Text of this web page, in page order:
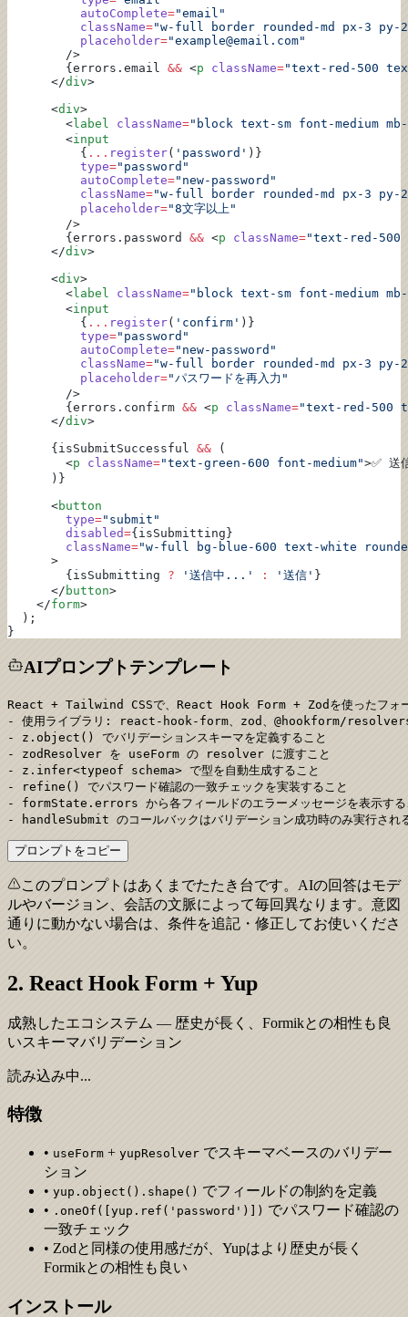
          autoComplete
="email"
          className
="w-full border rounded-md px-3
          placeholder
="example@email.com"
        />
        {errors.email
&& <p className="text-red-500
      </
div>
      <
div>
        <
label className="block text-sm font-medium
        <
input
          {
... register( 'password' )}
          type
="password"
          autoComplete
="new-password"
          className
="w-full border rounded-md px-3
          placeholder
="8文字以上"
        />
        {errors.password
&& <p className="text-red-500
      </
div>
      <
div>
        <
label className="block text-sm font-medium
        <
input
          {
... register( 'confirm' )}
          type
="password"
          autoComplete
="new-password"
          className
="w-full border rounded-md px-3
          placeholder
="パスワードを再入力"
        />
        {errors.confirm
&& <p className="text-red-500
      </
div>
      {isSubmitSuccessful
&& (
        <
p className="text-green-600 font-medium">✅ 送
      )}
      <
button
        type
="submit"
        disabled
={isSubmitting}
        className
="w-full bg-blue-600 text-white
      >
        {isSubmitting
? '送信中...' : '送信' }
      </
button>
    </
form>
  );
}
AIプロンプトテンプレート
React + Tailwind CSSで、React Hook Form + Zodを使ったフォー
- 使用ライブラリ: react-hook-form、zod、@hookform/
- z.object() でバリデーションスキーマを定義すること
- zodResolver を useForm の resolver に渡すこと
- z.infer<typeof schema> で型を自動生成すること
- refine() でパスワード確認の一致チェックを実装すること
- formState.errors から各フィールドのエラーメッセージを表示する
- handleSubmit のコールバックはバリデーション成功時のみ実行され
プロンプトをコピー
このプロンプトはあくまでたたき台です。AIの回答はモデ
ルやバージョン、会話の文脈によって毎回異なります。意図
通りに動かない場合は、条件を追記・修正してお使いくださ
い。
2. React Hook Form + Yup
成熟したエコシステム — 歴史が長く、Formikとの相性も良
いスキーマバリデーション
読み込み中...
特徴
• useForm + yupResolver でスキーマベースのバリデー
ション
• yup.object().shape() でフィールドの制約を定義
• .oneOf([yup.ref('password')]) でパスワード確認の
一致チェック
• Zodと同様の使用感だが、Yupはより歴史が長く
Formikとの相性も良い
インストール